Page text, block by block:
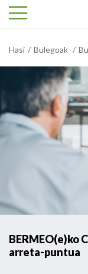
Hasi Bulegoak
BERMEO(e)ko
arreta-puntua